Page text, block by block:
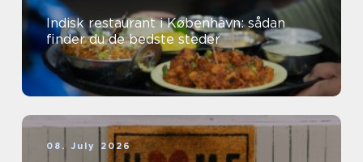
Indisk restaurant i København: sådan
finder du de bedste steder
08. July 2026